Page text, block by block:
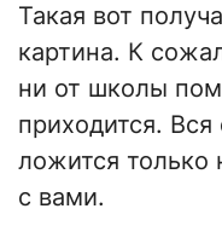
Такая вот
картина. К
ни от школы
приходится. Вся
ложится только
с вами.